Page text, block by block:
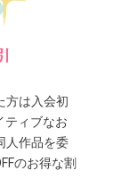
方は入会初
ティブなお
人作品を委
のお得な割